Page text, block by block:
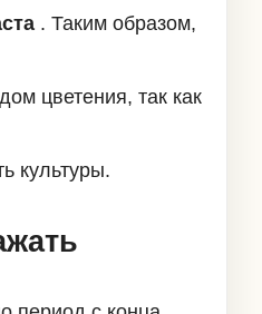
. Таким образом,
цветения, так как
культуры.